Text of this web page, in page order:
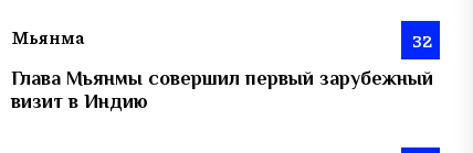
Мьянма 32
Глава Мьянмы совершил первый зарубежный
визит в Индию